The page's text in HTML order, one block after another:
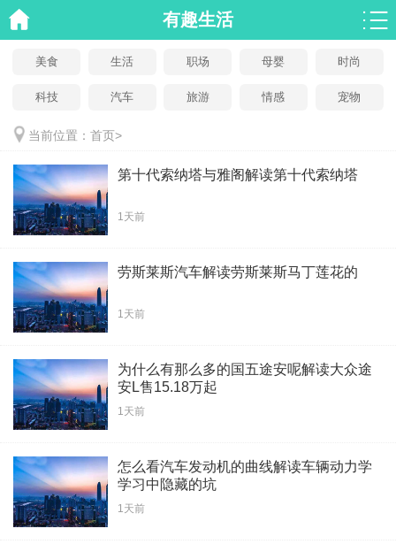
有趣生活
美食 生活 职场 母婴 时尚
科技 汽车 旅游 情感 宠物
当前位置： 首页>
第十代索纳塔与雅阁解读第十代索纳塔
1天前
劳斯莱斯汽车解读劳斯莱斯马丁莲花的
1天前
为什么有那么多的国五途安呢解读大众途
安L售15.18万起
1天前
怎么看汽车发动机的曲线解读车辆动力学
学习中隐藏的坑
1天前